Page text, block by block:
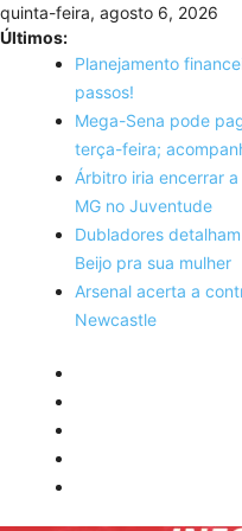
Skip
to
content
quinta-feira, agosto 6, 2026
Últimos:
Planejamento
passos!
Mega-Sena pode
terça-feira;
Árbitro iria encerrar
MG no Juventude
Dubladores
Beijo pra sua mulher
Arsenal acerta a
Newcastle